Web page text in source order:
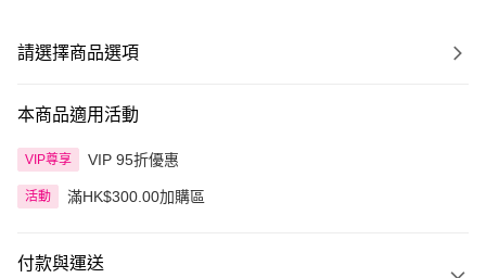
請選擇商品選項
本商品適用活動
VIP尊享 VIP 95折優惠
活動 滿HK$300.00加購區
付款與運送